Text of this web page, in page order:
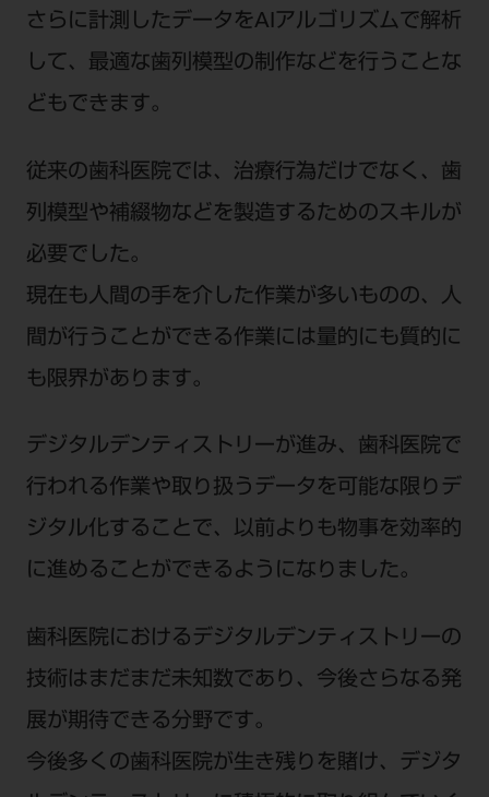
さらに計測したデータをAIアルゴリズムで解析
して、最適な歯列模型の制作などを行うことな
どもできます。
従来の歯科医院では、治療行為だけでなく、歯
列模型や補綴物などを製造するためのスキルが
必要でした。
現在も人間の手を介した作業が多いものの、人
間が行うことができる作業には量的にも質的に
も限界があります。
デジタルデンティストリーが進み、歯科医院で
行われる作業や取り扱うデータを可能な限りデ
ジタル化することで、以前よりも物事を効率的
に進めることができるようになりました。
歯科医院におけるデジタルデンティストリーの
技術はまだまだ未知数であり、今後さらなる発
展が期待できる分野です。
今後多くの歯科医院が生き残りを賭け、デジタ